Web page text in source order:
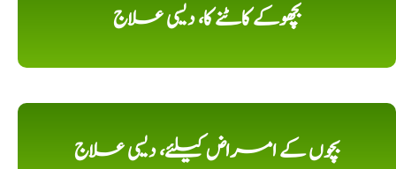
بچھوکے کاٹنے کا، دیسی علاج
بچوں کے امراض کیلئے، دیسی علاج